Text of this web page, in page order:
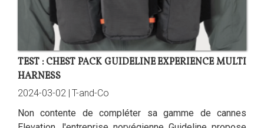
TEST : CHEST PACK GUIDELINE EXPERIENCE MULTI
HARNESS
2024-03-02 | T-and-Co
Non contente de compléter sa gamme de cannes